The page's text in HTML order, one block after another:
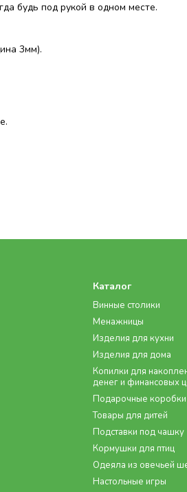
будь под рукой в ​​одном месте.
3мм).
Каталог
Винные столики
Менажницы
Изделия для кухни
Изделия для дома
Копилки для
денег и финансовых
Подарочные коробки
Товары для дитей
Подставки под чашку
Кормушки для птиц
Одеяла из овечьей
Настольные игры